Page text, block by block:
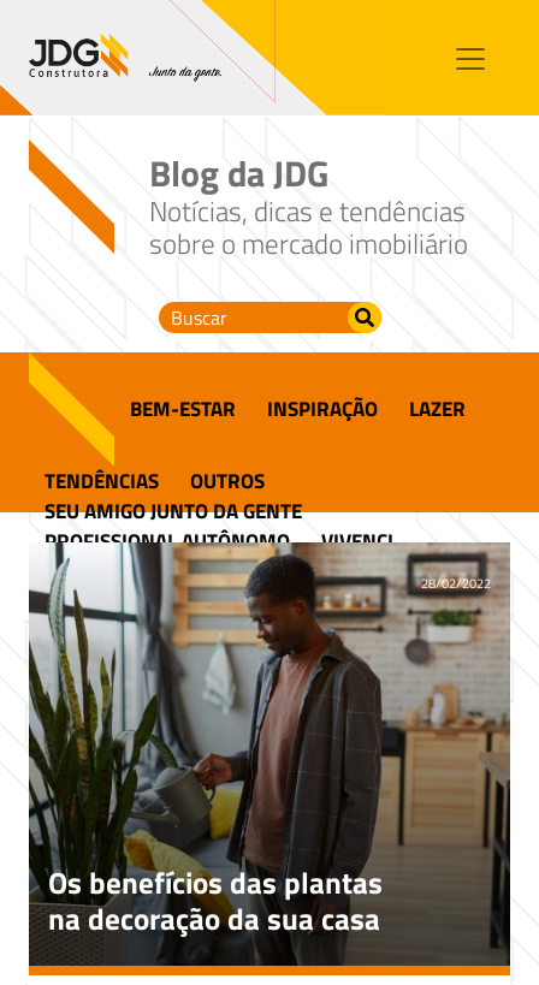
Contato
Sobre nós
Blog
Blog da JDG
Notícias, dicas e tendências
sobre o mercado imobiliário
BEM-ESTAR INSPIRAÇÃO LAZER
TENDÊNCIAS
OUTROS
SEU AMIGO JUNTO DA GENTE
PROFISSIONAL AUTÔNOMO
VIVENCI
Os benefícios das plantas
na decoração da sua casa
28/02/2022